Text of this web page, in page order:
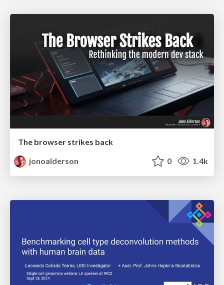
The browser strikes back
jonoalderson
0 1.4k